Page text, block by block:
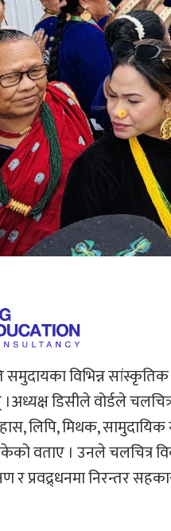
विभिन्न
डिसीले वोर्डले
लिपि, मिथक, सामुदायिक
वताए । उनले चलचित्र
र प्रवद्र्धनमा निरन्तर